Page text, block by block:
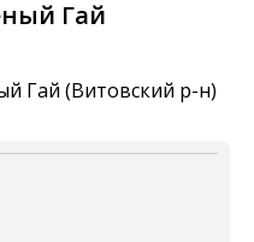
Гай
Гай (Витовский р-н)